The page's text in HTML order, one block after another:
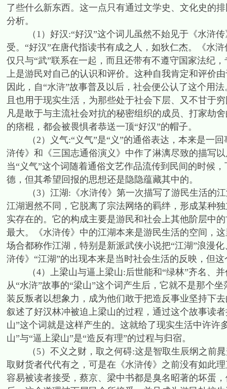
了些什么新东西。这一点只有通过文学史、文化史的
分析。
（1）好汉:“好汉”这个词儿虽然不始见于《水浒传
受。“好汉”在唐代指读书有成之人，如狄仁杰。《水
仅只与“武”联系在一起，而且还带有不遵守国家法纪
上是游民对自己的认识和评价。这种自我肯定和评价
因此，自“水浒”故事普及以后，社会便公认了这个用
且也用于现实生活，为那些处于社会下层、又不甘于
凡是敢于与主流社会对抗的秘密组织的成员、打家劫
的痞棍，都会被畏惧者恭送一顶“好汉”的帽子。
（2）义气:“义气”是“义”的通俗表达，本来是一回
浒传》和《三国志通俗演义》中作了淋漓尽致的描写
当“义气”这个词随着通俗文艺作品流传到民间的时候
德，但其希望回报的思想还是隐隐蕴藏其中的。
（3）江湖:《水浒传》第一次描写了游民生活的江
江湖迥然不同，它脱离了宗法网络的羁绊，形成某种
实存在的。它的构成主要是游民和社会上其他阶层中
最大。《水浒传》中的江湖本来是游民生活的空间，
场合都称作江湖，特别是新派武侠小说把“江湖”浪漫
浒传》“江湖”的出现本来是当时社会生活的反映，但
（4）上梁山与逼上梁山:后世能和“绿林”齐名、并
从“水浒”故事的“梁山”这个词产生后，它就不是那个
装反叛者以想象力，成为他们敢于把造反事业坚持下
叙述了好汉林冲被迫上梁山的过程，通过这个故事读
山”这个词就是这样产生的。这就给了现实生活中许
山”与“逼上梁山”是“造反有理”的过程与归宿。
（5）不义之财，取之何碍:这是智取生辰纲之前晁
取财货者代代有之，可是在《水浒传》之前没有如此
容易被读者接受，蔡京、梁中书都是臭名昭著的坏蛋